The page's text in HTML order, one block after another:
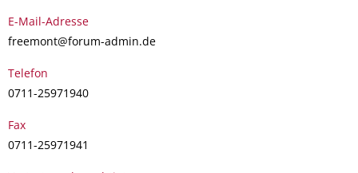
E-Mail-Adresse
freemont@forum-admin.de
Telefon
0711-25971940
Fax
0711-25971941